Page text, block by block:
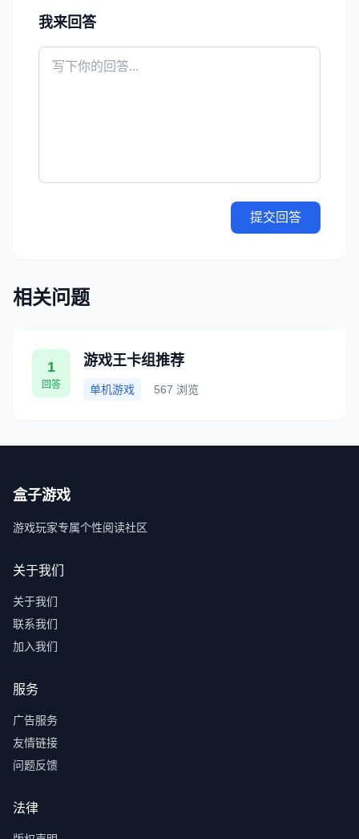
我来回答
提交回答
相关问题
1
回答
游戏王卡组推荐
单机游戏 567 浏览
盒子游戏
游戏玩家专属个性阅读社区
关于我们
关于我们
联系我们
加入我们
服务
广告服务
友情链接
问题反馈
法律